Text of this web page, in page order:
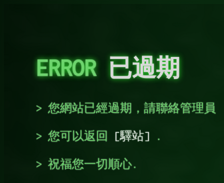
ERROR 已過期
您網站已經過期，請聯絡管理員
您可以返回 驛站 .
祝福您一切順心.